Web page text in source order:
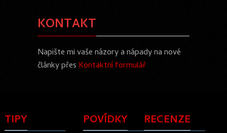
KONTAKT
Napište mi vaše názory a nápady na nové
články přes Kontaktní formulář
TIPY POVÍDKY RECENZE